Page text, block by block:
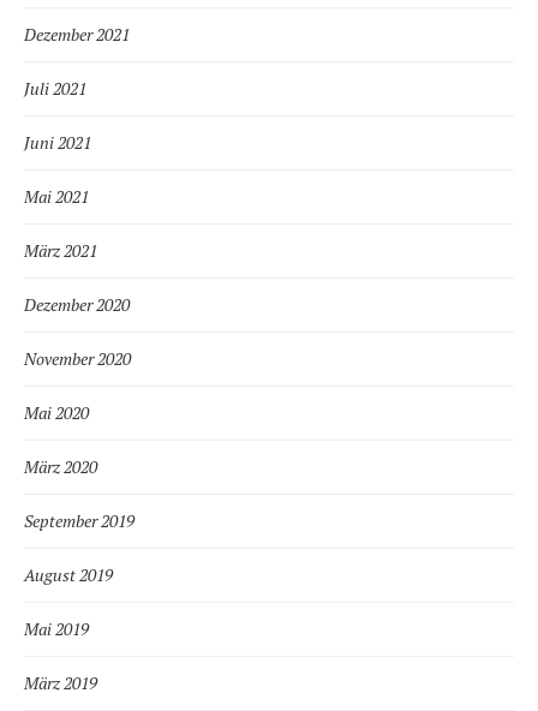
Dezember 2021
Juli 2021
Juni 2021
Mai 2021
März 2021
Dezember 2020
November 2020
Mai 2020
März 2020
September 2019
August 2019
Mai 2019
März 2019